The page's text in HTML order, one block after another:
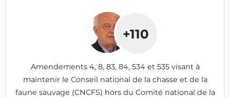
+110
Amendements 4, 8, 83, 84, 534 et 535 visant à
maintenir le Conseil national de la chasse et de la
faune sauvage (CNCFS) hors du Comité national de la